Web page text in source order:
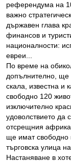
референдума на
важно
държавен глава
финансов и
националности:
евреи...
По време на
допълнително, ще
скала, известна и
свободно 120
изключително
удоволствието да
отсрещния
ще имат свободно
търговска улица
Настаняване в